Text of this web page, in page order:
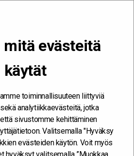
mitä evästeitä
käytät
toiminnallisuuteen liittyviä
analytiikkaevästeitä, jotka
sivustomme kehittäminen
Valitsemalla "Hyväksy
evästeiden käytön. Voit myös
toimivuus ja muutostuki
toimivuus ja